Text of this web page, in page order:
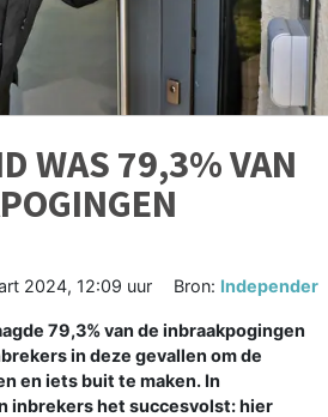
WAS 79,3% VAN
2024, 12:09 uur Bron: Independer
79,3% van de inbraakpogingen
in deze gevallen om de
en iets buit te maken. In
inbrekers het succesvolst: hier